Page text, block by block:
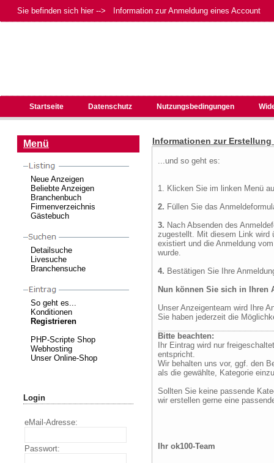
Sie befinden sich hier --> Information zur Anmeldung eines Account
Startseite Datenschutz Nutzungsbedingungen
Menü
Neue Anzeigen
Beliebte Anzeigen
Branchenbuch
Firmenverzeichnis
Gästebuch
Detailsuche
Livesuche
Branchensuche
So geht es...
Konditionen
Registrieren
PHP-Scripte Shop
Webhosting
Unser Online-Shop
Login
eMail-Adresse:
Passwort:
Informationen zur
...und so geht es:
1. Klicken Sie im linken Menü
2. Füllen Sie das
3. Nach Absenden des
zugestellt. Mit diesem Link wird
existiert und die Anmeldung
wurde.
4. Bestätigen Sie Ihre
Nun können Sie sich in Ihren
Unser Anzeigenteam wird Ihre
Sie haben jederzeit die
Bitte beachten:
Ihr Eintrag wird nur
entspricht.
Wir behalten uns vor, ggf. den
als die gewählte, Kategorie
Sollten Sie keine passende
wir erstellen gerne eine
Ihr ok100-Team